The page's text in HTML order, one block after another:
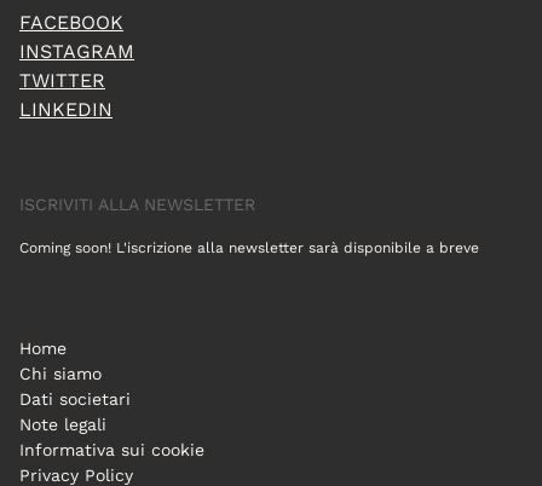
FACEBOOK
INSTAGRAM
TWITTER
LINKEDIN
ISCRIVITI ALLA NEWSLETTER
Coming soon! L'iscrizione alla newsletter sarà disponibile a breve
Home
Chi siamo
Dati societari
Note legali
Informativa sui cookie
Privacy Policy